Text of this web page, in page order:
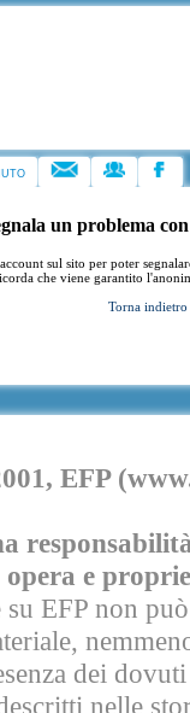
un problema
sul sito per poter
che viene garantito
Torna indietro
EFP
opera e
EFP non
dei
nelle